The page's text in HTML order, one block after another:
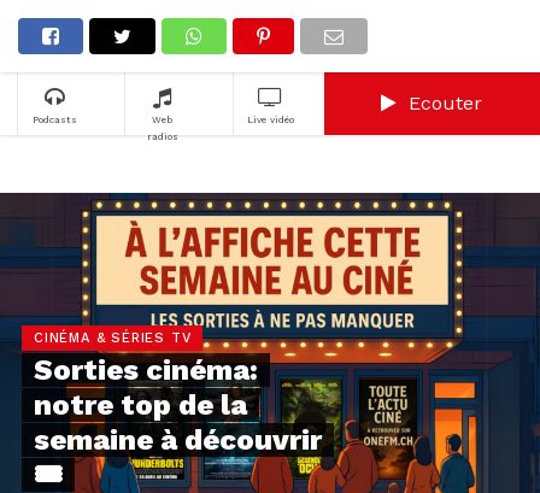
Podcasts
Web
radios
Live vidéo
Ecouter
CINÉMA & SÉRIES TV
Sorties cinéma:
notre top de la
semaine à découvrir
🎟️